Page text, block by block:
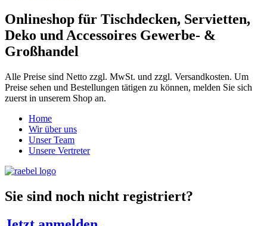
Onlineshop für Tischdecken, Servietten,
Deko und Accessoires Gewerbe- &
Großhandel
Alle Preise sind Netto zzgl. MwSt. und zzgl. Versandkosten. Um
Preise sehen und Bestellungen tätigen zu können, melden Sie sich
zuerst in unserem Shop an.
Home
Wir über uns
Unser Team
Unsere Vertreter
Sie sind noch nicht registriert?